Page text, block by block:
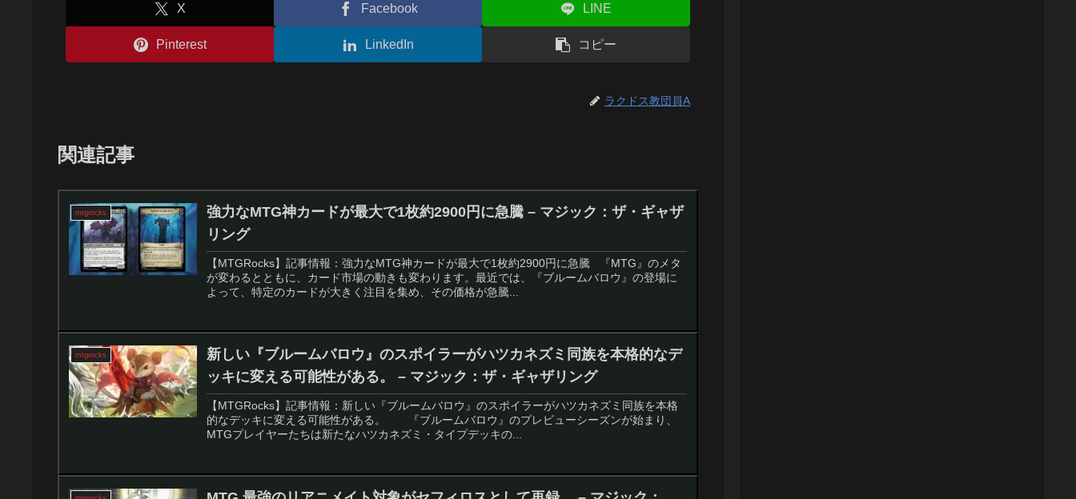
X Facebook LINE
Pinterest LinkedIn コピー
ラクドス教団員A
関連記事
mtgrocks
強力なMTG神カードが最大で1枚約2900円に急騰 – マジック：ザ・ギャザ
リング
【MTGRocks】記事情報：強力なMTG神カードが最大で1枚約2900円に急騰 『MTG』のメタ
が変わるとともに、カード市場の動きも変わります。最近では、『ブルームバロウ』の登場に
よって、特定のカードが大きく注目を集め、その価格が急騰...
mtgrocks
新しい『ブルームバロウ』のスポイラーがハツカネズミ同族を本格的なデ
ッキに変える可能性がある。 – マジック：ザ・ギャザリング
【MTGRocks】記事情報：新しい『ブルームバロウ』のスポイラーがハツカネズミ同族を本格
的なデッキに変える可能性がある。 『ブルームバロウ』のプレビューシーズンが始まり、
MTGプレイヤーたちは新たなハツカネズミ・タイプデッキの...